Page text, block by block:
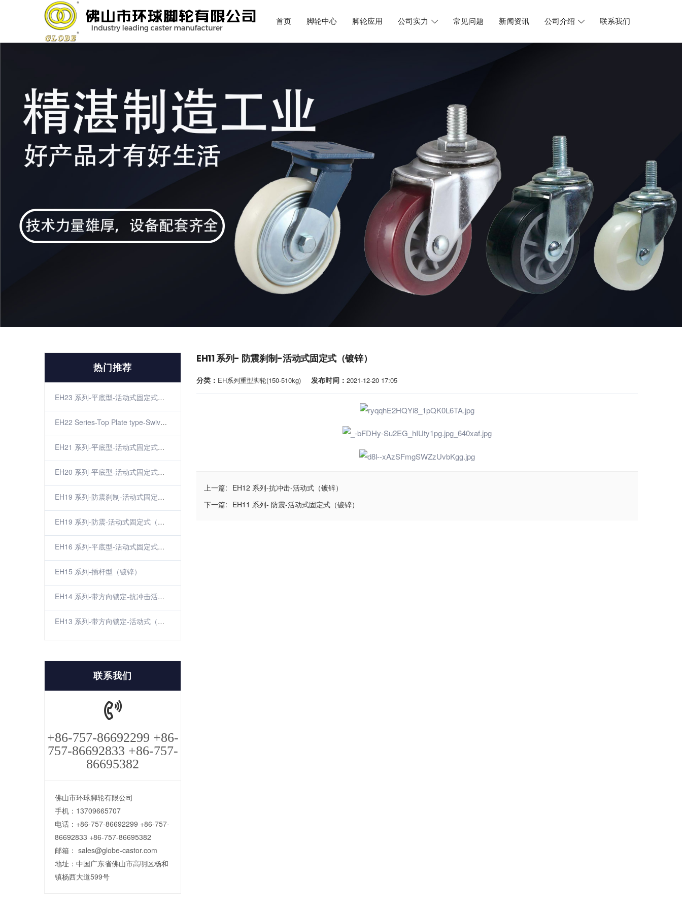
首页 脚轮中心 脚轮应用 公司实力 常见问题 新闻资讯 公司介绍 联系我们
EH11 系列- 防震刹制-活动式固定式（镀锌）
分类： EH系列重型脚轮(150-510kg) 发布时间： 2021-12-20 17:05
上一篇: EH12 系列-抗冲击-活动式（镀锌）
下一篇: EH11 系列- 防震-活动式固定式（镀锌）
热门推荐
EH23 系列-平底型-活动式固定式（镀锌）（防缠）
EH22 Series-Top Plate type-SwivelRigid(Zinc-plating)(The winding)
EH21 系列-平底型-活动式固定式（不锈钢）
EH20 系列-平底型-活动式固定式（镀锌）
EH19 系列-防震刹制-活动式固定式（双弹簧）（焗漆）
EH19 系列-防震-活动式固定式（双弹簧）（焗漆）
EH16 系列-平底型-活动式固定式（镀锌）
EH15 系列-插杆型（镀锌）
EH14 系列-带方向锁定-抗冲击活动式（镀锌）
EH13 系列-带方向锁定-活动式（镀锌）
联系我们
+86-757-86692299 +86-
757-86692833 +86-757-
86695382
佛山市环球脚轮有限公司
手机：13709665707
电话：+86-757-86692299 +86-757-
86692833 +86-757-86695382
邮箱： sales@globe-castor.com
地址：中国广东省佛山市高明区杨和
镇杨西大道599号